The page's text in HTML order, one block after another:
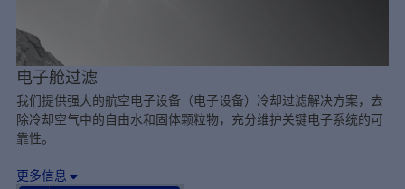
电子舱过滤
我们提供强大的航空电子设备（电子设备）冷却过滤解决方案，去
除冷却空气中的自由水和固体颗粒物，充分维护关键电子系统的可
靠性。
更多信息